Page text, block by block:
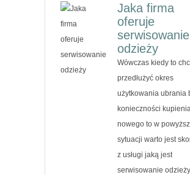
Jaka firma
oferuje
serwisowanie
odzieży
Wówczas kiedy to
przedłużyć okres
użytkowania ubrania
konieczności
nowego to w
sytuacji warto jest
z usługi jaką jest
serwisowanie